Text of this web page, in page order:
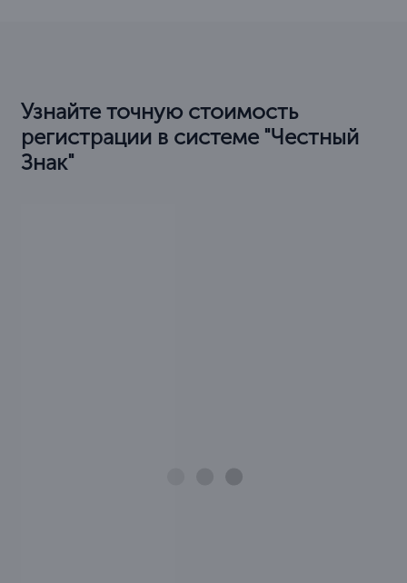
Узнайте точную стоимость
регистрации в системе "Честный
Знак"